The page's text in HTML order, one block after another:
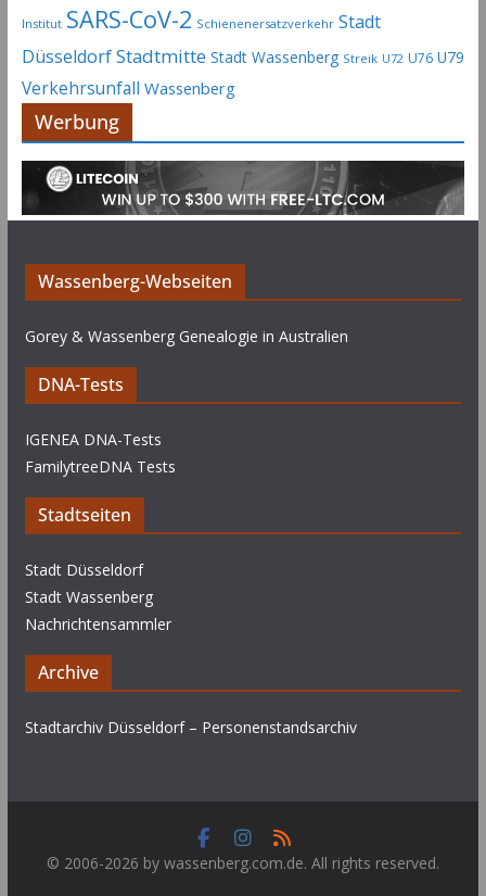
Institut SARS-CoV-2 Schienenersatzverkehr Stadt
DüsseldorfStadtmitte Stadt Wassenberg Streik U72 U76 U79
Verkehrsunfall Wassenberg
Werbung
Wassenberg-Webseiten
Gorey & Wassenberg Genealogie in Australien
DNA-Tests
IGENEA DNA-Tests
FamilytreeDNA Tests
Stadtseiten
Stadt Düsseldorf
Stadt Wassenberg
Nachrichtensammler
Archive
Stadtarchiv Düsseldorf – Personenstandsarchiv
© 2006-2026 by wassenberg.com.de. All rights reserved.